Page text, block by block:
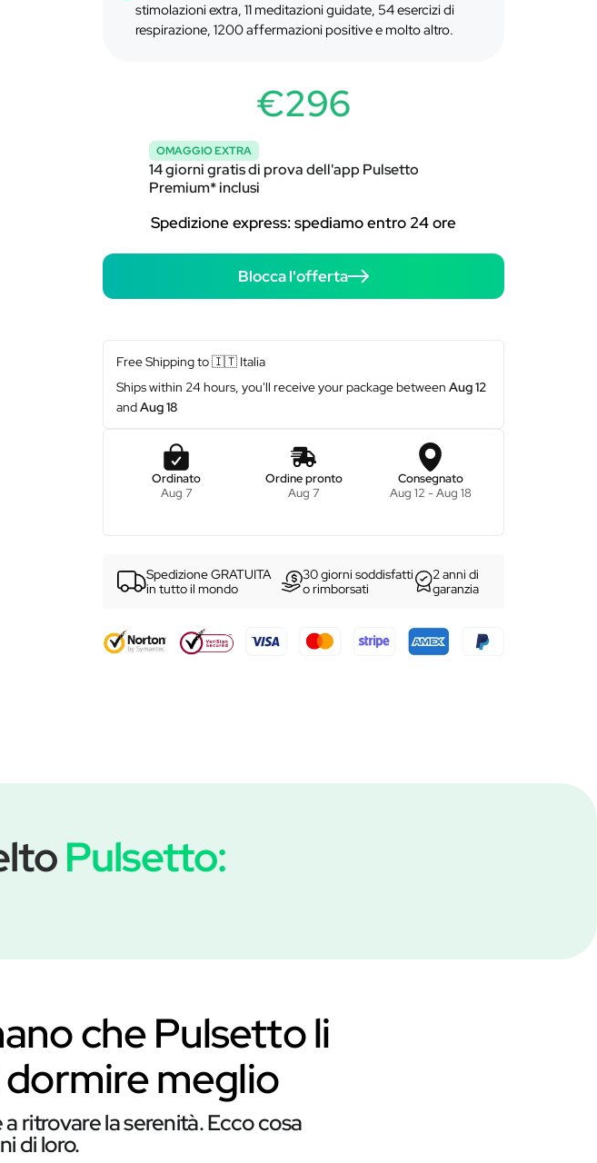
stimolazioni extra, 11 meditazioni guidate, 54 esercizi di
respirazione, 1200 affermazioni positive e molto altro.
€296
OMAGGIO EXTRA
14 giorni gratis di prova dell'app Pulsetto
Premium* inclusi
Spedizione express: spediamo entro 24 ore
Blocca l'offerta
Free Shipping to🇮🇹 Italia
Ships within 24 hours, you'll receive your package betweenAug 12
andAug 18
Ordinato
Aug 7
Ordine pronto
Aug 7
Consegnato
Aug 12 - Aug 18
Spedizione GRATUITA
in tutto il mondo
30 giorni soddisfatti
o rimborsati
2 anni di
garanzia
Pulsetto:
che Pulsetto li
dormire meglio
ritrovare la serenità. Ecco cosa
di loro.